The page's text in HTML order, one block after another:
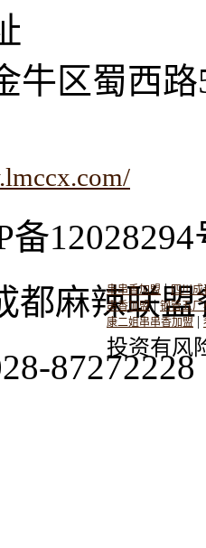
牛区蜀西
串串香加盟 |四川成
串香加盟|钢管五厂
康二姐串串香加盟|
投资有风
12028294
都麻辣联